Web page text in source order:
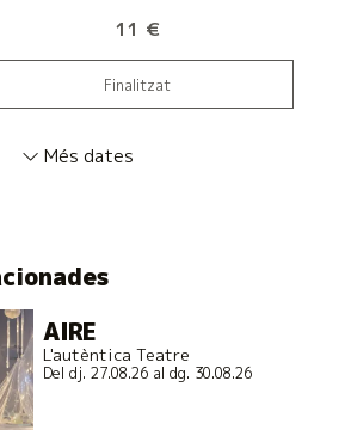
11 €
Finalitzat
Més dates
AIRE
L'autèntica Teatre
Del dj. 27.08.26al dg. 30.08.26